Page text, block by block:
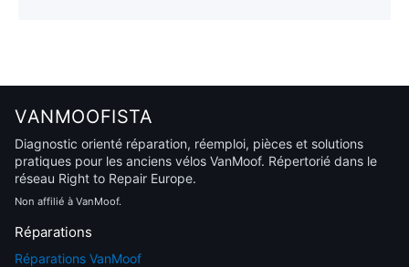
VANMOOFISTA
Diagnostic orienté réparation, réemploi, pièces et solutions
pratiques pour les anciens vélos VanMoof. Répertorié dans le
réseau Right to Repair Europe.
Non affilié à VanMoof.
Réparations
Réparations VanMoof